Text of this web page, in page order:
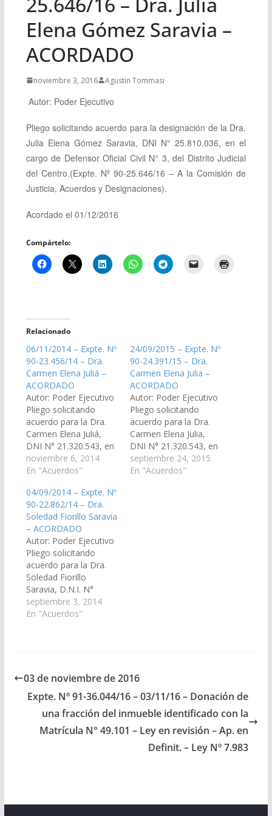
Elena Gómez Saravia –
ACORDADO
noviembre 3, 2016 Agustin Tommasi
Autor: Poder Ejecutivo
Pliego solicitando acuerdo para la designación de la Dra.
Julia Elena Gómez Saravia, DNI N° 25.810.036, en el
cargo de Defensor Oficial Civil N° 3, del Distrito Judicial
del Centro.(Expte. Nº 90-25.646/16 – A la Comisión de
Justicia, Acuerdos y Designaciones).
Acordado el 01/12/2016
Compártelo:
Relacionado
06/11/2014 – Expte. Nº
90-23.456/14 – Dra.
Carmen Elena Juliá –
ACORDADO
Autor: Poder Ejecutivo
Pliego solicitando
acuerdo para la Dra.
Carmen Elena Juliá,
DNI N° 21.320.543, en
el cargo de Defensor
Oficial Civil N° 1 del
Tartagal. (Transitorio).
(Expte. Nº 90-
23.456/14 - A la
Comisión de Justicia,
Acuerdos y
Designaciones).
Acordado el
20/11/2014
noviembre 6, 2014
En "Acuerdos"
24/09/2015 – Expte. Nº
90-24.391/15 – Dra.
Carmen Elena Julia –
ACORDADO
Autor: Poder Ejecutivo
Pliego solicitando
acuerdo para la Dra.
Carmen Elena Julia,
DNI N° 21.320.543, en
el cargo de Juez de
Primera Instancia en lo
septiembre 24, 2015
En "Acuerdos"
04/09/2014 – Expte. Nº
90-22.862/14 – Dra.
Soledad Fiorillo Saravia
– ACORDADO
Autor: Poder Ejecutivo
Pliego solicitando
acuerdo para la Dra.
Soledad Fiorillo
Saravia, D.N.I. N°
22.637.176 en el cargo
de Juez de la Cámara
22.862/14 - A la
Acuerdos y
Designaciones).
23/10/2014
septiembre 3, 2014
En "Acuerdos"
03 de noviembre de 2016
Expte. Nº 91-36.044/16 – 03/11/16 – Donación de
una fracción del inmueble identificado con la
Matrícula N° 49.101 – Ley en revisión – Ap. en
Definit. – Ley Nº 7.983